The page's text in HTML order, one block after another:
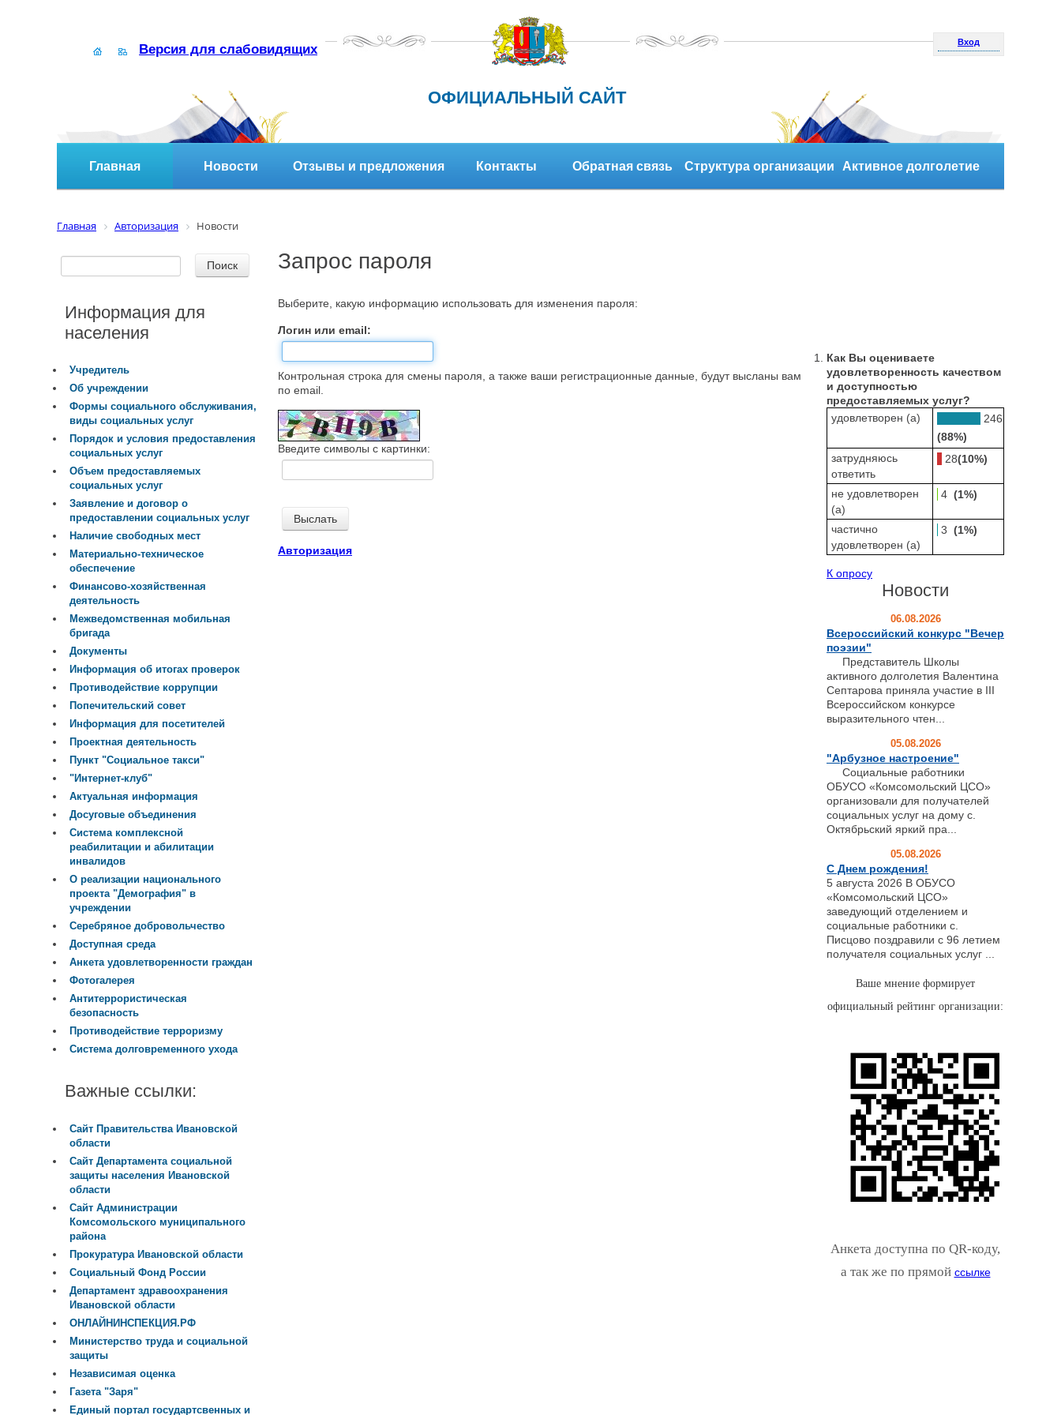
Версия для слабовидящих Вход
ОФИЦИАЛЬНЫЙ САЙТ
Главная Новости Отзывы и предложения Контакты Обратная связь Структура организации Активное долголетие
Главная Авторизация Новости
Запрос пароля
Выберите, какую информацию использовать для изменения пароля:
Логин или email:
Контрольная строка для смены пароля, а также ваши регистрационные данные, будут высланы вам
по email.
Введите символы с картинки:
Авторизация
Информация для
населения
Учредитель
Об учреждении
Формы социального обслуживания,
виды социальных услуг
Порядок и условия предоставления
социальных услуг
Объем предоставляемых
социальных услуг
Заявление и договор о
предоставлении социальных услуг
Наличие свободных мест
Материально-техническое
обеспечение
Финансово-хозяйственная
деятельность
Межведомственная мобильная
бригада
Документы
Информация об итогах проверок
Противодействие коррупции
Попечительский совет
Информация для посетителей
Проектная деятельность
Пункт "Социальное такси"
"Интернет-клуб"
Актуальная информация
Досуговые объединения
Система комплексной
реабилитации и абилитации
инвалидов
О реализации национального
проекта "Демография" в
учреждении
Серебряное добровольчество
Доступная среда
Анкета удовлетворенности граждан
Фотогалерея
Антитеррористическая
безопасность
Противодействие терроризму
Система долговременного ухода
Важные ссылки:
Сайт Правительства Ивановской
области
Сайт Департамента социальной
защиты населения Ивановской
области
Сайт Администрации
Комсомольского муниципального
района
Прокуратура Ивановской области
Социальный Фонд России
Департамент здравоохранения
Ивановской области
ОНЛАЙНИНСПЕКЦИЯ.РФ
Министерство труда и социальной
защиты
Независимая оценка
Газета "Заря"
Единый портал государтсвенных и
Как Вы оцениваете
удовлетворенность качеством
и доступностью
предоставляемых услуг?
удовлетворен (а)
246
(88%)
затрудняюсь
ответить
28(10%)
не удовлетворен
(а)
4 (1%)
частично
удовлетворен (а)
3 (1%)
К опросу
Новости
06.08.2026
Всероссийский конкурс "Вечер
поэзии"
Представитель Школы
активного долголетия Валентина
Септарова приняла участие в III
Всероссийском конкурсе
выразительного чтен...
05.08.2026
"Арбузное настроение"
Социальные работники
ОБУСО «Комсомольский ЦСО»
организовали для получателей
социальных услуг на дому с.
Октябрьский яркий пра...
05.08.2026
С Днем рождения!
5 августа 2026 В ОБУСО
«Комсомольский ЦСО»
заведующий отделением и
социальные работники с.
Писцово поздравили с 96 летием
получателя социальных услуг ...
Ваше мнение формирует
официальный рейтинг организации:
Анкета доступна по QR-коду,
а так же по прямой ссылке